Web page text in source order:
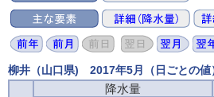
柳井（山口県) 2017年5月（日ごとの
降水量